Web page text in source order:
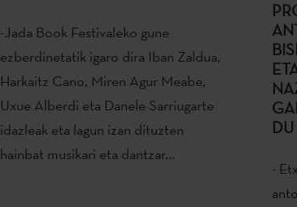
-Jada Book Festivaleko gune
ezberdinetatik igaro dira Iban Zaldua,
Harkaitz Cano, Miren Agur Meabe,
Uxue Alberdi eta Danele Sarriugarte
idazleak eta lagun izan dituzten
hainbat musikari eta dantzar...
DU
-